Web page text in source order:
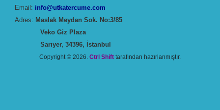
Email: info@utkatercume.com
Adres: Maslak Meydan Sok. No:3/85
Veko Giz Plaza
Sarıyer, 34396, İstanbul
Copyright © 2026. Ctrl Shift tarafından hazırlanmıştır.